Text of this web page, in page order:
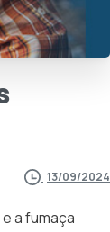
13/09/2024
a fumaça